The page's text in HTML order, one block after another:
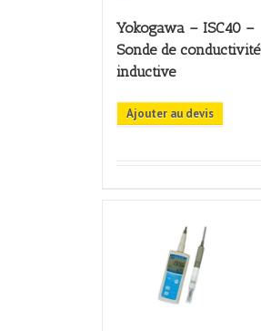
Yokogawa – ISC40 –
Sonde de conductivité
inductive
Ajouter au devis